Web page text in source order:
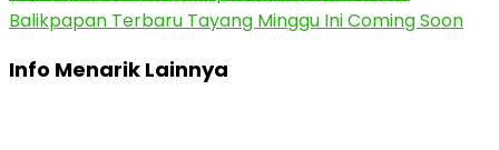
Balikpapan Terbaru Tayang Minggu Ini Coming Soon
Info Menarik Lainnya